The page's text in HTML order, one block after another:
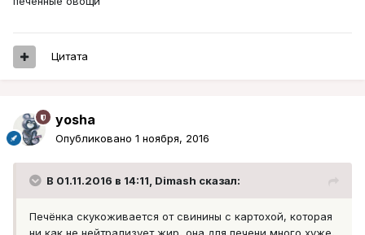
Цитата
yosha
Опубликовано 1 ноября, 2016
В 01.11.2016 в 14:11, Dimash сказал:
Печёнка скукоживается от свинины с картохой, которая